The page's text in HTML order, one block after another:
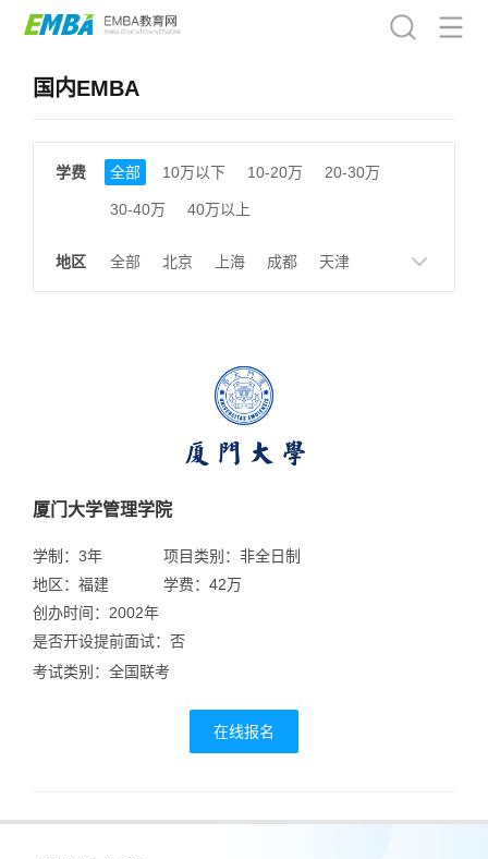
国内EMBA
学费 全部 10万以下 10-20万 20-30万
30-40万 40万以上
地区 全部 北京 上海 成都 天津
山东
广州
厦门大学管理学院
学制：3年
地区：福建
项目类别：非全日制
学费：42万
创办时间：2002年
是否开设提前面试：否
考试类别：全国联考
在线报名